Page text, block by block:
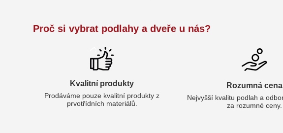
Proč si vybrat podlahy a dveře u nás?
Kvalitní produkty
Prodáváme pouze kvalitní produkty z
prvotřídních materiálů.
Rozumná cena
Nejvyšší kvalitu podlah a
za rozumné ceny.